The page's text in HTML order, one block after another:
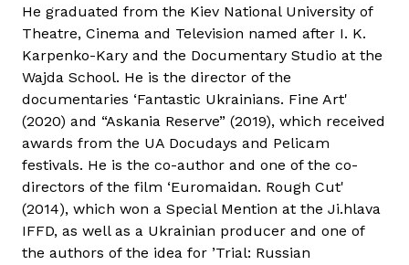
He graduated from the Kiev National University of
Theatre, Cinema and Television named after I. K.
Karpenko-Kary and the Documentary Studio at the
Wajda School. He is the director of the
documentaries ‘Fantastic Ukrainians. Fine Art'
(2020) and “Askania Reserve” (2019), which received
awards from the UA Docudays and Pelicam
festivals. He is the co-author and one of the co-
directors of the film ‘Euromaidan. Rough Cut'
(2014), which won a Special Mention at the Ji.hlava
IFFD, as well as a Ukrainian producer and one of
the authors of the idea for ’Trial: Russian